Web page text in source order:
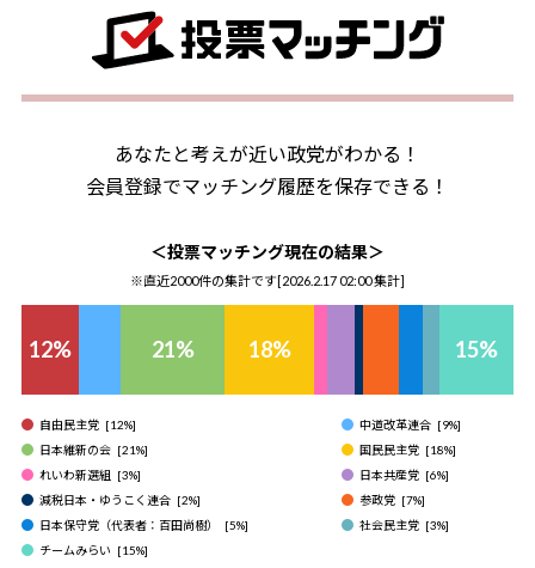
あなたと考えが近い政党がわかる！
会員登録でマッチング履歴を保存できる！
＜投票マッチング現在の結果＞
※直近2000件の集計です[2026.2.17 02:00集計]
12% 21% 18% 15%
自由民主党 [12%] 中道改革連合 [9%]
日本維新の会 [21%] 国民民主党 [18%]
れいわ新選組 [3%] 日本共産党 [6%]
減税日本・ゆうこく連合 [2%] 参政党 [7%]
日本保守党（代表者：百田尚樹）
[5%] 社会民主党 [3%]
チームみらい [15%]